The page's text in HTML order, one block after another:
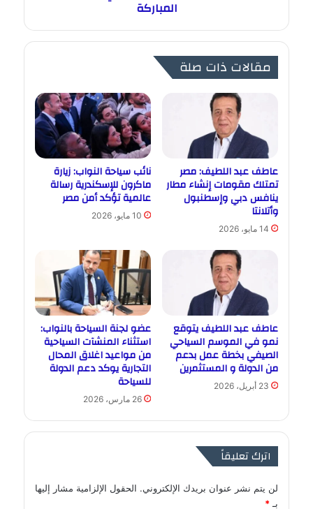
المباركة
مقالات ذات صلة
عاطف عبد اللطيف: مصر
تمتلك مقومات إنشاء مطار
ينافس دبي وإسطنبول
وأتلانتا
14 مايو، 2026
نائب سياحة النواب: زيارة
ماكرون للإسكندرية رسالة
عالمية تؤكد أمن مصر
10 مايو، 2026
عاطف عبد اللطيف يتوقع
نمو في الموسم السياحي
الصيفي بخطة عمل بدعم
من الدولة و المستثمرين
23 أبريل، 2026
عضو لجنة السياحة بالنواب:
استثناء المنشآت السياحية
من مواعيد اغلاق المحال
التجارية يوكد دعم الدولة
للسياحة
26 مارس، 2026
اترك تعليقاً
لن يتم نشر عنوان بريدك الإلكتروني. الحقول الإلزامية مشار إليها
بـ *